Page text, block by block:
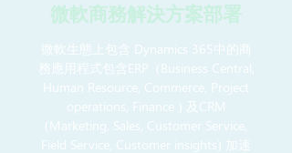
微軟商務解決方案部署
微軟生態上包含 Dynamics 365中的商
務應用程式包含ERP (Business Central,
Human Resource, Commerce, Project
operations, Finance ) 及CRM
(Marketing, Sales, Customer Service,
Field Service, Customer insights) 加速